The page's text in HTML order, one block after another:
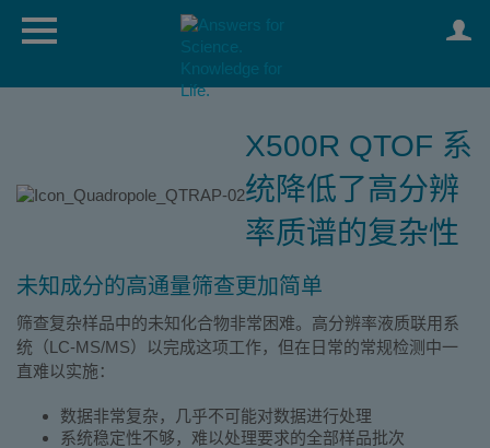
X500R QTOF 系
统降低了高分辨
率质谱的复杂性
未知成分的高通量筛查更加简单
筛查复杂样品中的未知化合物非常困难。高分辨率液质联用系
统（LC-MS/MS）以完成这项工作，但在日常的常规检测中一
直难以实施：
数据非常复杂，几乎不可能对数据进行处理
系统稳定性不够，难以处理要求的全部样品批次